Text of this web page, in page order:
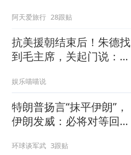
阿天爱旅行 28跟贴
抗美援朝结束后！朱德找
到毛主席，关起门说：我
娱乐喵喵说
特朗普扬言“抹平伊朗”，
伊朗发威：必将对等回
环球谈军武 3跟贴